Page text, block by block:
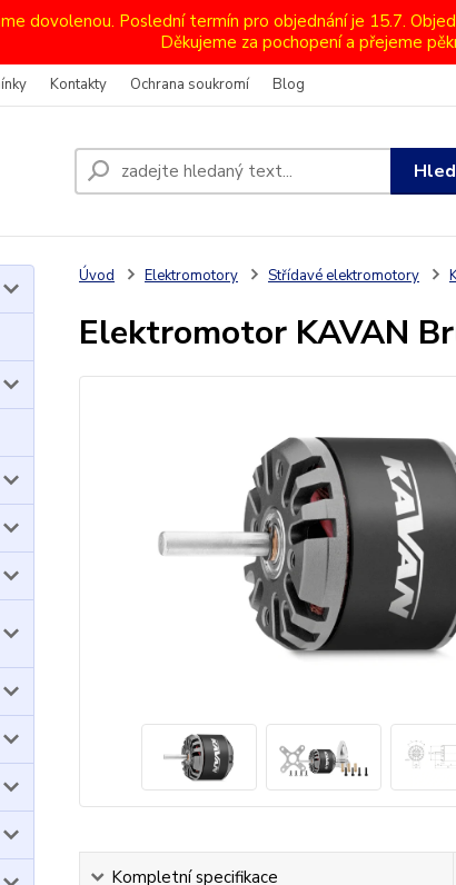
dovolenou. Poslední termín pro objednání je 15.7.
Děkujeme za pochopení a přejeme
Kontakty Ochrana soukromí Blog
Úvod Elektromotory Střídavé elektromotory
Elektromotor KAVAN
Kompletní specifikace